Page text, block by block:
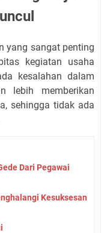
yang sangat penting
kegiatan usaha
kesalahan dalam
lebih memberikan
sehingga tidak ada
Dari Pegawai
Kesuksesan